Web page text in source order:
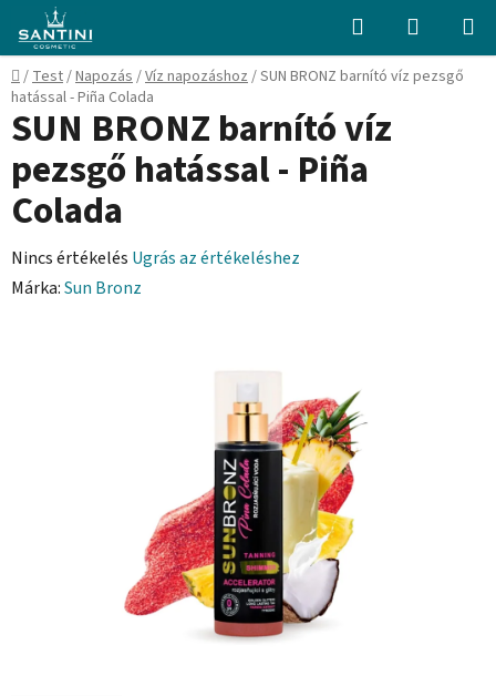
fő
tartalomhoz
Keresés KOSÁR
Kezdőlap
/Test/Napozás/Víz napozáshoz/SUN BRONZ barnító víz pezsgő
hatással - Piña Colada
SUN BRONZ barnító víz
pezsgő hatással - Piña
Colada
A
termék
Nincs értékelés Ugrás az értékeléshez
Márka:Sun Bronz